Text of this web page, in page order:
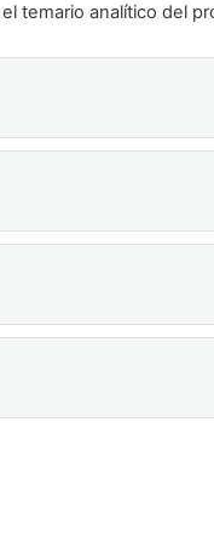
temario analítico del
(BPM).
de
HACCP.
en la
Pisco y Chincha.